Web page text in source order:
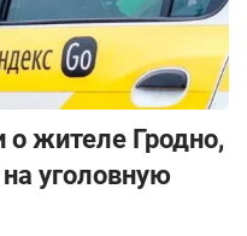
о жителе Гродно,
уголовную